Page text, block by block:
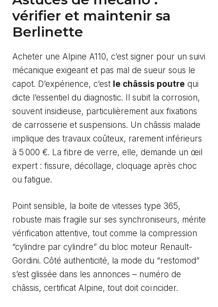
vérifier et maintenir sa
Berlinette
Acheter une Alpine A110, c’est signer pour un suivi
mécanique exigeant et pas mal de sueur sous le
capot. D’expérience, c’est le châssis poutre qui
dicte l’essentiel du diagnostic. Il subit la corrosion,
souvent insidieuse, particulièrement aux fixations
de carrosserie et suspensions. Un châssis malade
implique des travaux coûteux, rarement inférieurs
à 5 000 €. La fibre de verre, elle, demande un œil
expert : fissure, décollage, cloquage après choc
ou fatigue.
Point sensible, la boite de vitesses type 365,
robuste mais fragile sur ses synchroniseurs, mérite
vérification attentive, tout comme la compression
“cylindre par cylindre” du bloc moteur Renault-
Gordini. Côté authenticité, la mode du “restomod”
s’est glissée dans les annonces – numéro de
châssis, certificat Alpine, tout doit coïncider.